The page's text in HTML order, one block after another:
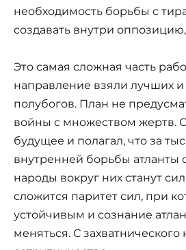
необходимость борьбы с
создавать внутри
Это самая сложная часть
направление взяли лучших
полубогов. План не
войны с множеством жертв.
будущее и полагал, что за
внутренней борьбы атланты
народы вокруг них станут
сложится паритет сил, при
устойчивым и сознание
меняться. С захватнического